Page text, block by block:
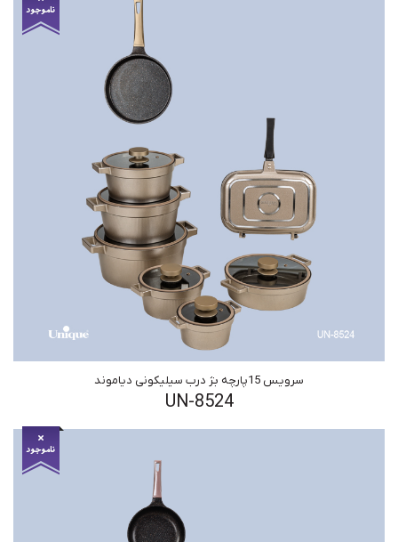
سرویس 15پارچه بژ درب سیلیکونی دیاموند
UN-8524